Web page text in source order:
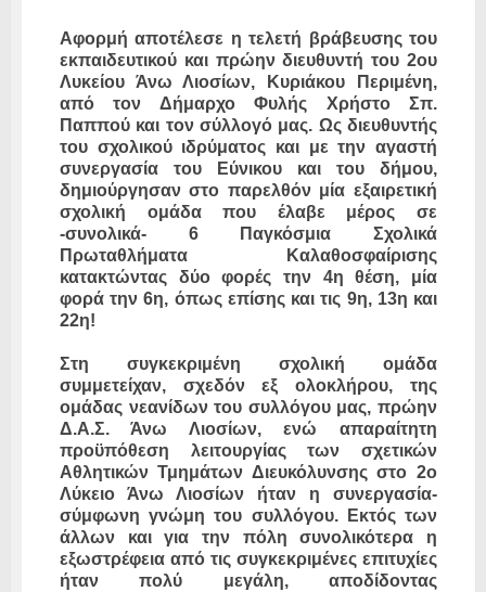
Αφορμή αποτέλεσε η τελετή βράβευσης του
εκπαιδευτικού και πρώην διευθυντή του 2ου
Λυκείου Άνω Λιοσίων, Κυριάκου Περιμένη,
από τον Δήμαρχο Φυλής Χρήστο Σπ.
Παππού και τον σύλλογό μας. Ως διευθυντής
του σχολικού ιδρύματος και με την αγαστή
συνεργασία του Εύνικου και του δήμου,
δημιούργησαν στο παρελθόν μία εξαιρετική
σχολική ομάδα που έλαβε μέρος σε
-συνολικά- 6 Παγκόσμια Σχολικά
Πρωταθλήματα Καλαθοσφαίρισης
κατακτώντας δύο φορές την 4η θέση, μία
φορά την 6η, όπως επίσης και τις 9η, 13η και
22η!
Στη συγκεκριμένη σχολική ομάδα
συμμετείχαν, σχεδόν εξ ολοκλήρου, της
ομάδας νεανίδων του συλλόγου μας, πρώην
Δ.Α.Σ. Άνω Λιοσίων, ενώ απαραίτητη
προϋπόθεση λειτουργίας των σχετικών
Αθλητικών Τμημάτων Διευκόλυνσης στο 2ο
Λύκειο Άνω Λιοσίων ήταν η συνεργασία-
σύμφωνη γνώμη του συλλόγου. Εκτός των
άλλων και για την πόλη συνολικότερα η
εξωστρέφεια από τις συγκεκριμένες επιτυχίες
ήταν πολύ μεγάλη, αποδίδοντας